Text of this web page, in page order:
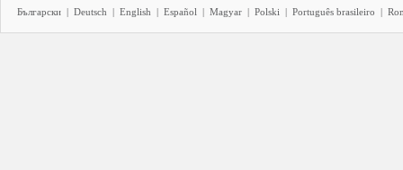
Български | Deutsch | English | Español | Magyar | Polski | Português brasileiro |